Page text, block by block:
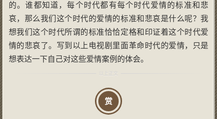
的。谁都知道，每个时代都有每个时代爱情的标准和悲
哀，那么我们这个时代的爱情的标准和悲哀是什么呢？我
想我们这个时代所谓的标准恰恰定格和印证着这个时代爱
情的悲哀了。写到以上电视剧里面革命时代的爱情，只是
想表达一下自己对这些爱情案例的体会。
赏